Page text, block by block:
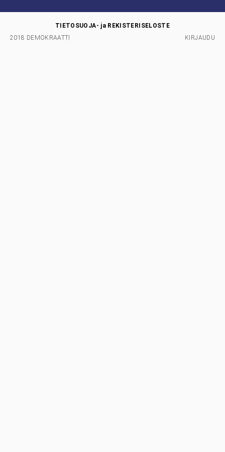
2018 DEMOKRAATTI
TIETOSUOJA- ja REKISTERISELOSTE
KIRJAUDU